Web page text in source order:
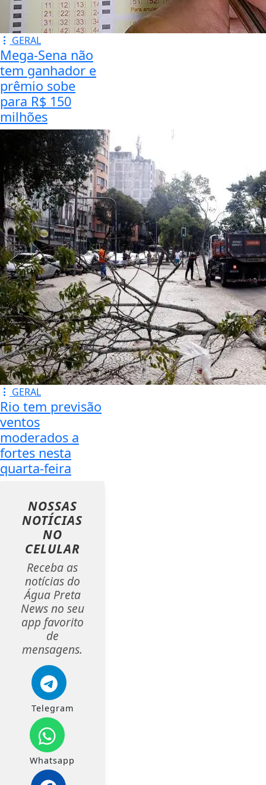
GERAL
Mega-Sena não
tem ganhador e
prêmio sobe
para R$ 150
milhões
GERAL
Rio tem previsão
ventos
moderados a
fortes nesta
quarta-feira
NOSSAS
NOTÍCIAS
NO
CELULAR
Receba as
notícias do
Água Preta
News no seu
app favorito
de
mensagens.
Telegram
Whatsapp